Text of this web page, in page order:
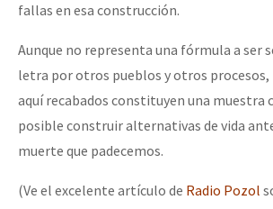
fallas en esa construcción.
Aunque no representa una fórmula a ser
letra por otros pueblos y otros
aquí recabados constituyen una muestra
posible construir alternativas de vida
muerte que padecemos.
(Ve el excelente artículo de Radio Pozol